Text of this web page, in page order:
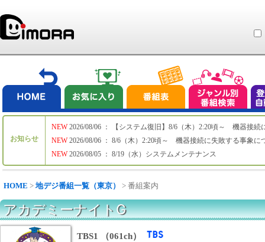
お知らせ
NEW
NEW
NEW
2026/08/06 ： 【システム復旧】8/6（木）2:20頃～ 機器接続
2026/08/06 ： 8/6（木）2:20頃～ 機器接続に失敗する事象に
2026/08/05 ： 8/19（水）システムメンテナンス
HOME > 地デジ番組一覧（東京） > 番組案内
アカデミーナイトG
TBS1 （061ch）